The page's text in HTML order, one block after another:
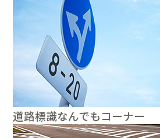
道路標識なんでもコーナー